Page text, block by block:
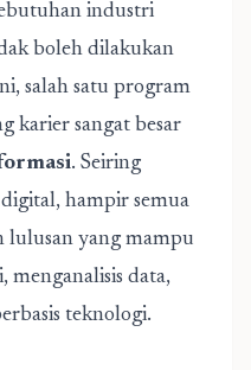
industri
boleh dilakukan
salah satu program
karier sangat besar
. Seiring
hampir semua
lulusan yang mampu
menganalisis data,
teknologi.